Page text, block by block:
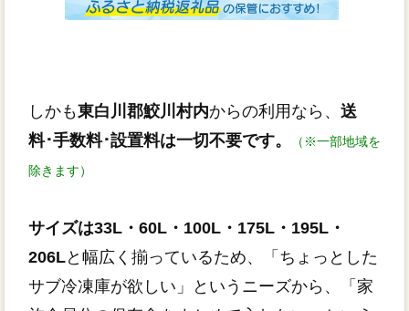
しかも東白川郡鮫川村内からの利用なら、 送
料･手数料･設置料は一切不要です。
（※一部地域を
除きます）
サイズは33L・60L・100L・175L・195L・
206Lと幅広く揃っているため、「ちょっとした
サブ冷凍庫が欲しい」というニーズから、「家